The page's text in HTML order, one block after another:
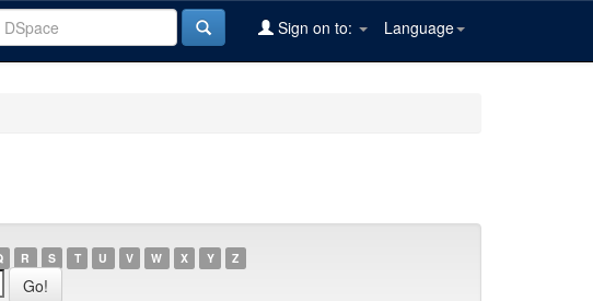
Language
Sign on to:
R S T U V W X Y Z